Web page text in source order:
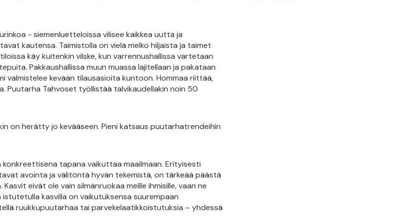
- siemenluetteloissa vilisee kaikkea uutta ja
kautensa. Taimistolla on vielä melko hiljaista ja taimet
käy kuitenkin vilske, kun varrennushallissa vartetaan
Pakkaushallissa muun muassa lajitellaan ja pakataan
valmistelee kevään tilausasioita kuntoon. Hommaa riittää,
Puutarha Tahvoset työllistää talvikaudellakin noin 50
on herätty jo kevääseen. Pieni katsaus puutarhatrendeihin
tapana vaikuttaa maailmaan. Erityisesti
avointa ja välitöntä hyvän tekemistä, on tärkeää päästä
eivät ole vain silmänruokaa meille ihmisille, vaan ne
kasvilla on vaikutuksensa suurempaan
ruukkupuutarhaa tai parvekelaatikkoistutuksia – yhdessä